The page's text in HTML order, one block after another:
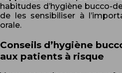
habitudes d’hygiène bucco-
de les sensibiliser à
orale.
Conseils d’hygiène
aux patients à risque